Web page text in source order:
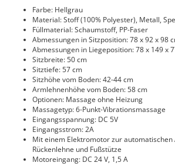
Farbe: Hellgrau
Material: Stoff (100% Polyester), Metall,
Füllmaterial: Schaumstoff, PP-Faser
Abmessungen in Sitzposition: 78 x 92 x 98
Abmessungen in Liegeposition: 78 x 149 x
Sitzbreite: 50 cm
Sitztiefe: 57 cm
Sitzhöhe vom Boden: 42-44 cm
Armlehnenhöhe vom Boden: 58 cm
Optionen: Massage ohne Heizung
Massagetyp: 6-Punkt-Vibrationsmassage
Eingangsspannung: DC 5V
Eingangsstrom: 2A
Mit einem Elektromotor zur automatischen
Rückenlehne und Fußstütze
Motoreingang: DC 24 V, 1,5 A